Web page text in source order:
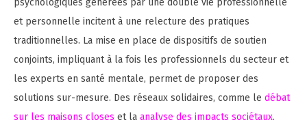
et personnelle incitent à une relecture des pratiques
traditionnelles. La mise en place de dispositifs de soutien
conjoints, impliquant à la fois les professionnels du secteur et
les experts en santé mentale, permet de proposer des
solutions sur-mesure. Des réseaux solidaires, comme le débat
sur les maisons closes et la analyse des impacts sociétaux,